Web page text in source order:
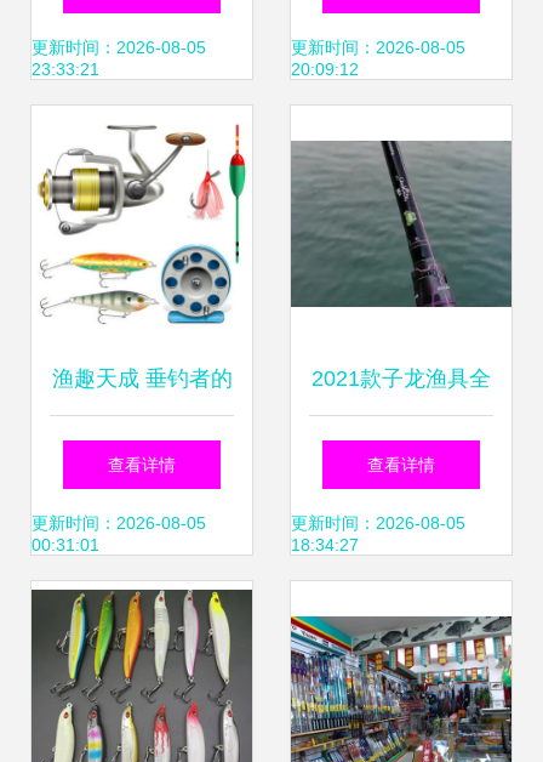
更新时间：2026-08-05
23:33:21
进货渠道》
更新时间：2026-08-05
20:09:12
渔趣天成 垂钓者的
必备渔具全攻略
查看详情
更新时间：2026-08-05
00:31:01
2021款子龙渔具全
面评测 性能与品质
的双重进化
查看详情
更新时间：2026-08-05
18:34:27